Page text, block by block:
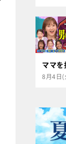
ママ
8月4日(